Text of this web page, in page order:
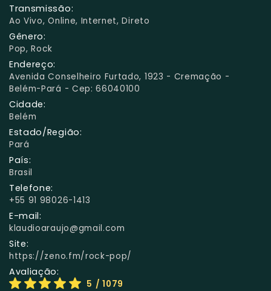
Transmissão:
Ao Vivo, Online, Internet, Direto
Gênero:
Pop, Rock
Endereço:
Avenida Conselheiro Furtado, 1923 - Cremação -
Belém-Pará - Cep: 66040100
Cidade:
Belém
Estado/Região:
Pará
País:
Brasil
Telefone:
+55 91 98026-1413
E-mail:
klaudioaraujo@gmail.com
Site:
https://zeno.fm/rock-pop/
Avaliação:
5 / 1079